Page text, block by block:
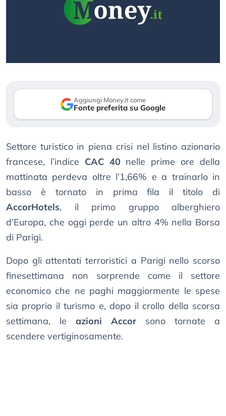
Aggiungi Money.it come
Fonte preferita su Google
Settore turistico in piena crisi nel listino azionario
francese, l’indice CAC 40 nelle prime ore della
mattinata perdeva oltre l’1,66% e a trainarlo in
basso è tornato in prima fila il titolo di
AccorHotels, il primo gruppo alberghiero
d’Europa, che oggi perde un altro 4% nella Borsa
di Parigi.
Dopo gli attentati terroristici a Parigi nello scorso
finesettimana non sorprende come il settore
economico che ne paghi maggiormente le spese
sia proprio il turismo e, dopo il crollo della scorsa
settimana, le azioni Accor sono tornate a
scendere vertiginosamente.